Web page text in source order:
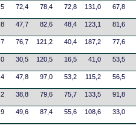
72,4 78,4 72,8 131,0 67,8
47,7 82,6 48,4 123,1 81,6
76,7 121,2 40,4 187,2 77,6
30,5 120,5 16,5 41,0 53,5
47,8 97,0 53,2 115,2 56,5
38,8 79,6 75,7 133,5 91,8
49,6 87,4 55,6 108,6 33,0